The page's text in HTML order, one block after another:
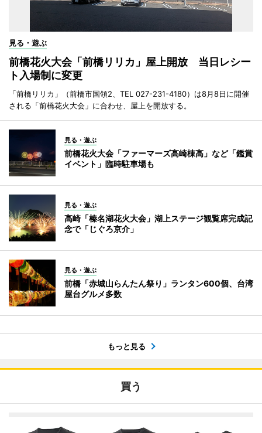
見る・遊ぶ
前橋花火大会「前橋リリカ」屋上開放 当日レシー
ト入場制に変更
「前橋リリカ」（前橋市国領2、TEL 027-231-4180）は8月8日に開催
される「前橋花火大会」に合わせ、屋上を開放する。
見る・遊ぶ
前橋花火大会「ファーマーズ高崎棟高」など「鑑賞
イベント」臨時駐車場も
見る・遊ぶ
高崎「榛名湖花火大会」湖上ステージ観覧席完成記
念で「じぐろ京介」
見る・遊ぶ
前橋「赤城山らんたん祭り」ランタン600個、台湾
屋台グルメ多数
もっと見る
買う